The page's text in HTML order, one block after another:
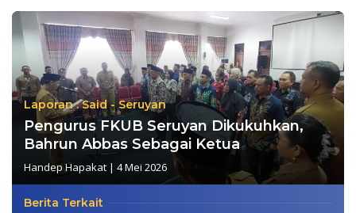
Laporan : Said - Seruyan
Pengurus FKUB Seruyan Dikukuhkan,
Bahrun Abbas Sebagai Ketua
Handep Hapakat | 4 Mei 2026
Berita Terkait